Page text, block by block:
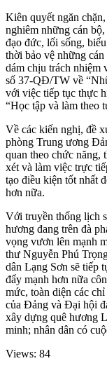
Kiên quyết ngăn
nghiêm những cán
đạo đức, lối sống,
thời bảo vệ những
dám chịu trách
số 37-QĐ/TW về
với việc tiếp tục thực
“Học tập và làm theo
Về các kiến nghị, đề
phòng Trung ương
quan theo chức năng,
xét và làm việc trực
tạo điều kiện tốt nhất
hơn nữa.
Với truyền thống lịch
hương đang trên đà
vọng vươn lên mạnh
thư Nguyễn Phú
dân Lạng Sơn sẽ tiếp
đẩy mạnh hơn nữa
mức, toàn diện các
của Đảng và Đại hội
xây dựng quê hương
minh; nhân dân có
Views: 84